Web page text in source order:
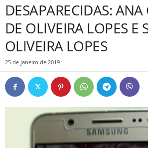
DESAPARECIDAS:
DE OLIVEIRA LOPES E
OLIVEIRA LOPES
25 de janeiro de 2019